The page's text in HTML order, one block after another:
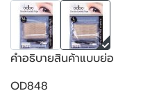
คำอธิบายสินค้าแบบย่อ
OD848